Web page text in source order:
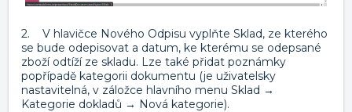
2. V hlavičce Nového Odpisu vyplňte Sklad, ze kterého
se bude odepisovat a datum, ke kterému se odepsané
zboží odtíží ze skladu. Lze také přidat poznámky
popřípadě kategorii dokumentu (je uživatelsky
nastavitelná, v záložce hlavního menu Sklad →
Kategorie dokladů → Nová kategorie).